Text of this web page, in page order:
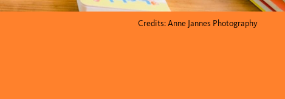
Credits: Anne Jannes Photography